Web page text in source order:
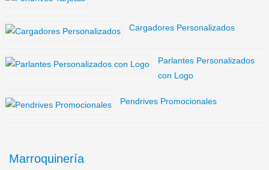
Cargadores Personalizados
Parlantes Personalizados
con Logo
Pendrives Promocionales
Marroquinería